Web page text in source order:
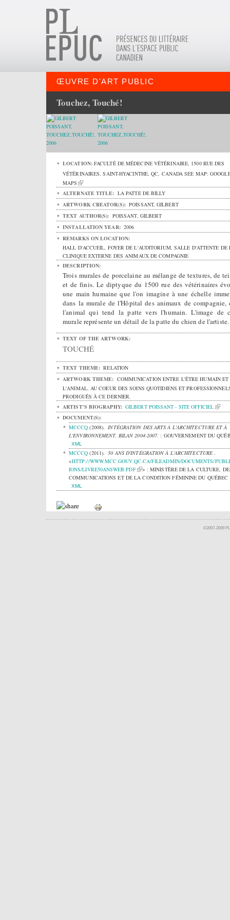
ŒUVRE D'ART PUBLIC
Touchez, Touché!
LOCATION: FACULTÉ DE MÉDECINE VÉTÉRINAIRE, 1500 RUE DES
VÉTÉRINAIRES,SAINT-HYACINTHE,QC, CANADA SEE MAP:
MAPS
ALTERNATE TITLE: LA PATTE DE BILLY
ARTWORK CREATOR(S): POISSANT, GILBERT
TEXT AUTHOR(S): POISSANT, GILBERT
INSTALLATION YEAR: 2006
REMARKS ON LOCATION:
HALL D'ACCUEIL, FOYER DE L'AUDITORIUM, SALLE D'ATTENTE DE
CLINIQUE EXTERNE DES ANIMAUX DE COMPAGNIE
DESCRIPTION:
Trois murales de porcelaine au mélange de textures, de
et de finis. Le diptyque du 1500 rue des vétérinaires
une main humaine que l'on imagine à une échelle
dans la murale de l'Hôpital des animaux de compagnie,
l'animal qui tend la patte vers l'humain. L'image de
murale représente un détail de la patte du chien de l'artiste.
TEXT OF THE ARTWORK:
TOUCHÉ
TEXT THEME: RELATION
ARTWORK THEME: COMMUNICATION ENTRE L'ÊTRE HUMAIN ET
L'ANIMAL, AU COEUR DES SOINS QUOTIDIENS ET
PRODIGUÉS À CE DERNIER.
ARTIST'S BIOGRAPHY: GILBERT POISSANT - SITE OFFICIEL
DOCUMENT(S):
MCCCQ (2008).INTÉGRATION DES ARTS À L'ARCHITECTURE ET À
L'ENVIRONNEMENT. BILAN 2004-2007. : GOUVERNEMENT DU
XML
MCCCQ (2011).50 ANS D'INTÉGRATION À L'ARCHITECTURE.
<HTTP://WWW.MCC.GOUV.QC.CA/FILEADMIN/DOCUMENTS/
IONS/LIVRE50ANSWEB.PDF
> : MINISTÈRE DE LA CULTURE,
COMMUNICATIONS ET DE LA CONDITION FÉMININE DU QUÉBEC
XML
©2007-2009